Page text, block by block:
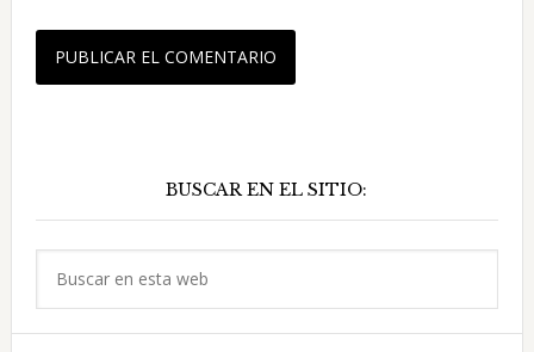
principal
BUSCAR EN EL SITIO: